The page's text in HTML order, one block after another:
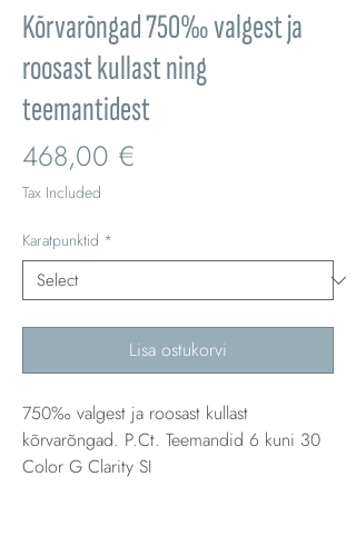
Kõrvarõngad 750‰ valgest ja
roosast kullast ning
teemantidest
468,00 €
Tax Included
Karatpunktid *
Lisa ostukorvi
750‰ valgest ja roosast kullast
kõrvarõngad. P.Ct. Teemandid 6 kuni 30
Color G Clarity SI